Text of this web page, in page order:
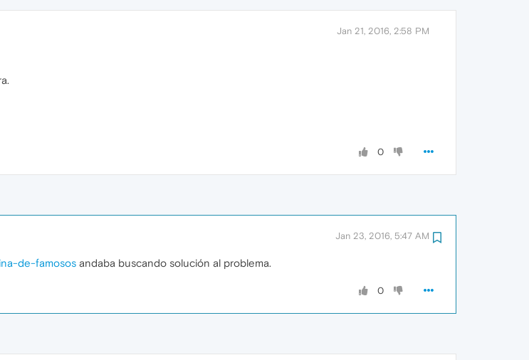
Jan 21, 2016, 2:58 PM
0
Jan 23, 2016, 5:47 AM
de-famosos andaba buscando solución al problema.
0